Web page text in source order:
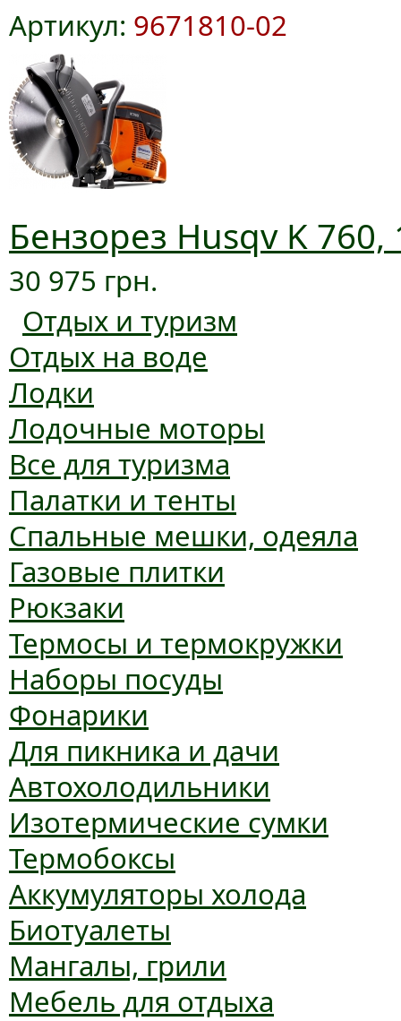
Артикул: 9671810-02
Бензорез Husqv K 760,
30 975 грн.
Отдых и туризм
Отдых на воде
Лодки
Лодочные моторы
Все для туризма
Палатки и тенты
Спальные мешки, одеяла
Газовые плитки
Рюкзаки
Термосы и термокружки
Наборы посуды
Фонарики
Для пикника и дачи
Автохолодильники
Изотермические сумки
Термобоксы
Аккумуляторы холода
Биотуалеты
Мангалы, грили
Мебель для отдыха